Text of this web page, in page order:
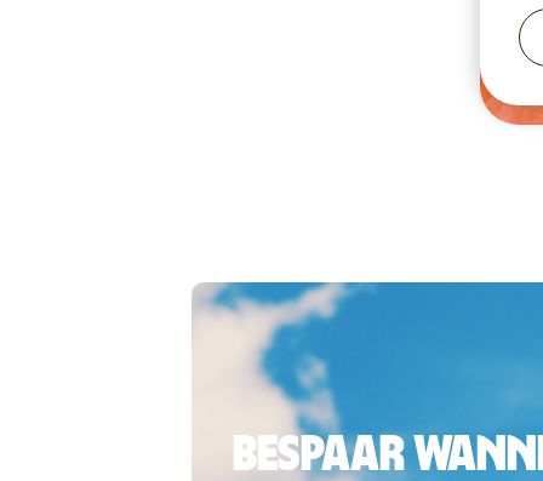
Bespaar